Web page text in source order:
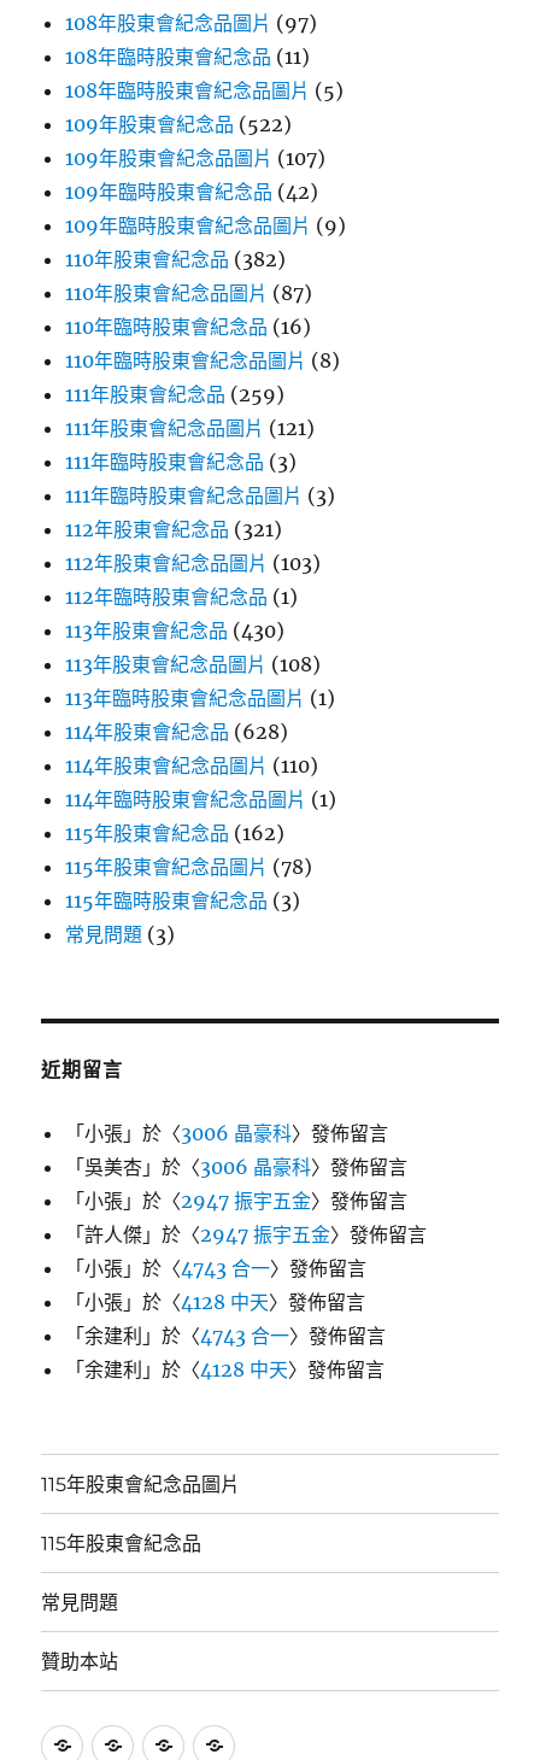
108年股東會紀念品圖片 (97)
108年臨時股東會紀念品 (11)
108年臨時股東會紀念品圖片 (5)
109年股東會紀念品 (522)
109年股東會紀念品圖片 (107)
109年臨時股東會紀念品 (42)
109年臨時股東會紀念品圖片 (9)
110年股東會紀念品 (382)
110年股東會紀念品圖片 (87)
110年臨時股東會紀念品 (16)
110年臨時股東會紀念品圖片 (8)
111年股東會紀念品 (259)
111年股東會紀念品圖片 (121)
111年臨時股東會紀念品 (3)
111年臨時股東會紀念品圖片 (3)
112年股東會紀念品 (321)
112年股東會紀念品圖片 (103)
112年臨時股東會紀念品 (1)
113年股東會紀念品 (430)
113年股東會紀念品圖片 (108)
113年臨時股東會紀念品圖片 (1)
114年股東會紀念品 (628)
114年股東會紀念品圖片 (110)
114年臨時股東會紀念品圖片 (1)
115年股東會紀念品 (162)
115年股東會紀念品圖片 (78)
115年臨時股東會紀念品 (3)
常見問題 (3)
近期留言
「小張 」於〈3006 晶豪科〉發佈留言
「吳美杏 」於〈3006 晶豪科〉發佈留言
「小張 」於〈2947 振宇五金〉發佈留言
「許人傑 」於〈2947 振宇五金〉發佈留言
「小張 」於〈4743 合一〉發佈留言
「小張 」於〈4128 中天〉發佈留言
「余建利 」於〈4743 合一〉發佈留言
「余建利 」於〈4128 中天〉發佈留言
115年股東會紀念品圖片
115年股東會紀念品
常見問題
贊助本站
115 115 常 贊